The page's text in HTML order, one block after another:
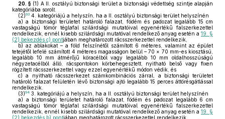
20. § (1) A II. osztályú biztonsági terület a biztonsági védettség szintje alapján
kategóriába sorolt.
(2)93 4. kategóriájú a helyszín, ha a II. osztályú biztonsági terület helyszínén
a) a biztonsági területet határoló falazat, födém és padozat legalább 15 cm
vastagságú tömör téglafal szilárdsági mutatóival egyenértékű falszerkezettel
rendelkezik, ennél kisebb szilárdsági mutatóval rendelkező anyag esetén a 19. §
(2) bekezdés c) pontjában meghatározott rácsszerkezettel rendelkezik,
b) az ablakokat – a föld felszínétől számított 6 méteres, valamint az épület
tetejétől lefelé számított 4 méteres magasságon belül – 70 × 70 mm-es kiosztású,
legalább 10 mm átmérőjű köracélból vagy legalább 10 mm oldalhosszúságú
négyzetacélból álló, rácspontokon körbehegesztett, nyitható belső vagy fixen
rögzített rácsszerkezettel vagy ezzel egyenértékű módon védik, és
c) a nyitható rácsszerkezet számkombinációs zárral, a biztonsági területet
határoló falazat felületén lévő biztonsági ajtó legalább 15 perces áttörésgátlással
rendelkezik.
(3)94 3. kategóriájú a helyszín, ha a II. osztályú biztonsági terület helyszínén
a) a biztonsági területet határoló falazat, födém és padozat legalább 6 cm
vastagságú tömör téglafal szilárdsági mutatóival egyenértékű falszerkezettel
rendelkezik, ennél kisebb szilárdsági mutatóval rendelkező anyag esetén a 19. §
(2) bekezdés b) pontjában meghatározott rácsszerkezettel rendelkezik,